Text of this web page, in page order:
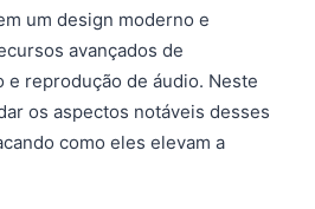
um design moderno e
avançados de
e reprodução de áudio. Neste
os aspectos notáveis desses
como eles elevam a